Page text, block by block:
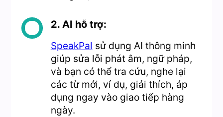
2. AI hỗ trợ:
SpeakPal sử dụng AI thông minh
giúp sửa lỗi phát âm, ngữ pháp,
và bạn có thể tra cứu, nghe lại
các từ mới, ví dụ, giải thích, áp
dụng ngay vào giao tiếp hàng
ngày.